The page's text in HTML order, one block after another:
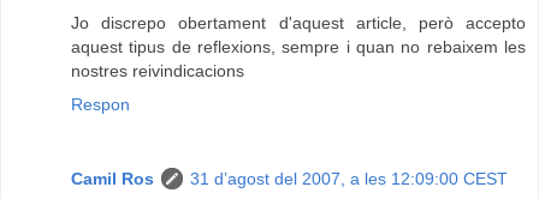
Jo discrepo obertament d'aquest article, però accepto
aquest tipus de reflexions, sempre i quan no rebaixem les
nostres reivindicacions
Respon
Camil Ros
31 d’agost del 2007, a les 12:09:00 CEST